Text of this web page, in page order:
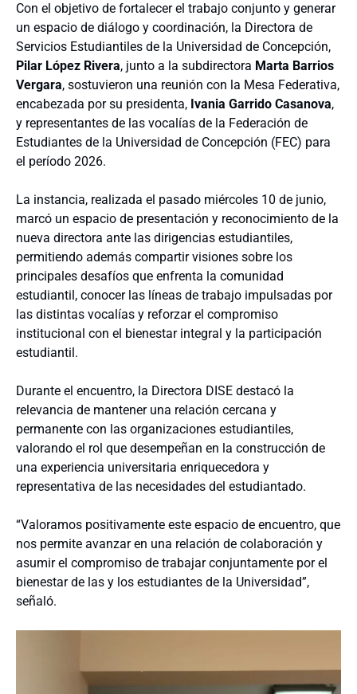
Con el objetivo de fortalecer el trabajo conjunto y generar
un espacio de diálogo y coordinación, la Directora de
Servicios Estudiantiles de la Universidad de Concepción,
Pilar López Rivera, junto a la subdirectora Marta Barrios
Vergara, sostuvieron una reunión con la Mesa Federativa,
encabezada por su presidenta, Ivania Garrido Casanova,
y representantes de las vocalías de la Federación de
Estudiantes de la Universidad de Concepción (FEC) para
el período 2026.
La instancia, realizada el pasado miércoles 10 de junio,
marcó un espacio de presentación y reconocimiento de la
nueva directora ante las dirigencias estudiantiles,
permitiendo además compartir visiones sobre los
principales desafíos que enfrenta la comunidad
estudiantil, conocer las líneas de trabajo impulsadas por
las distintas vocalías y reforzar el compromiso
institucional con el bienestar integral y la participación
estudiantil.
Durante el encuentro, la Directora DISE destacó la
relevancia de mantener una relación cercana y
permanente con las organizaciones estudiantiles,
valorando el rol que desempeñan en la construcción de
una experiencia universitaria enriquecedora y
representativa de las necesidades del estudiantado.
“Valoramos positivamente este espacio de encuentro, que
nos permite avanzar en una relación de colaboración y
asumir el compromiso de trabajar conjuntamente por el
bienestar de las y los estudiantes de la Universidad”,
señaló.